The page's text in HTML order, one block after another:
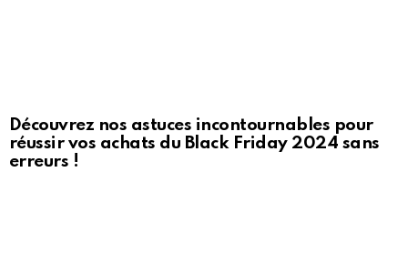
Découvrez nos astuces incontournables pour
réussir vos achats du Black Friday 2024 sans
erreurs !